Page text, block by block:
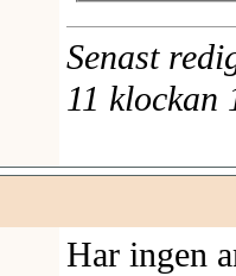
Senast
11 klockan
Har ingen